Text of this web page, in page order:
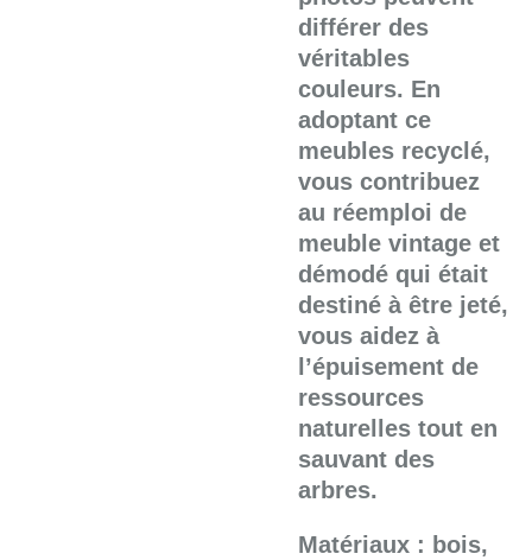
différer des
véritables
couleurs. En
adoptant ce
meubles recyclé,
vous contribuez
au réemploi de
meuble vintage et
démodé qui était
destiné à être jeté,
vous aidez à
l’épuisement de
ressources
naturelles tout en
sauvant des
arbres.
Matériaux : bois,